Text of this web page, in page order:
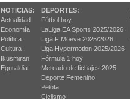
NOTICIAS:
Actualidad
Economía
Política
Cultura
Ikusmiran
Eguraldia
DEPORTES:
Fútbol hoy
LaLiga EA Sports 2025/2026
Liga F Moeve 2025/2026
Liga Hypermotion 2025/2026
Fórmula 1 hoy
Mercado de fichajes 2025
Deporte Femenino
Pelota
Ciclismo